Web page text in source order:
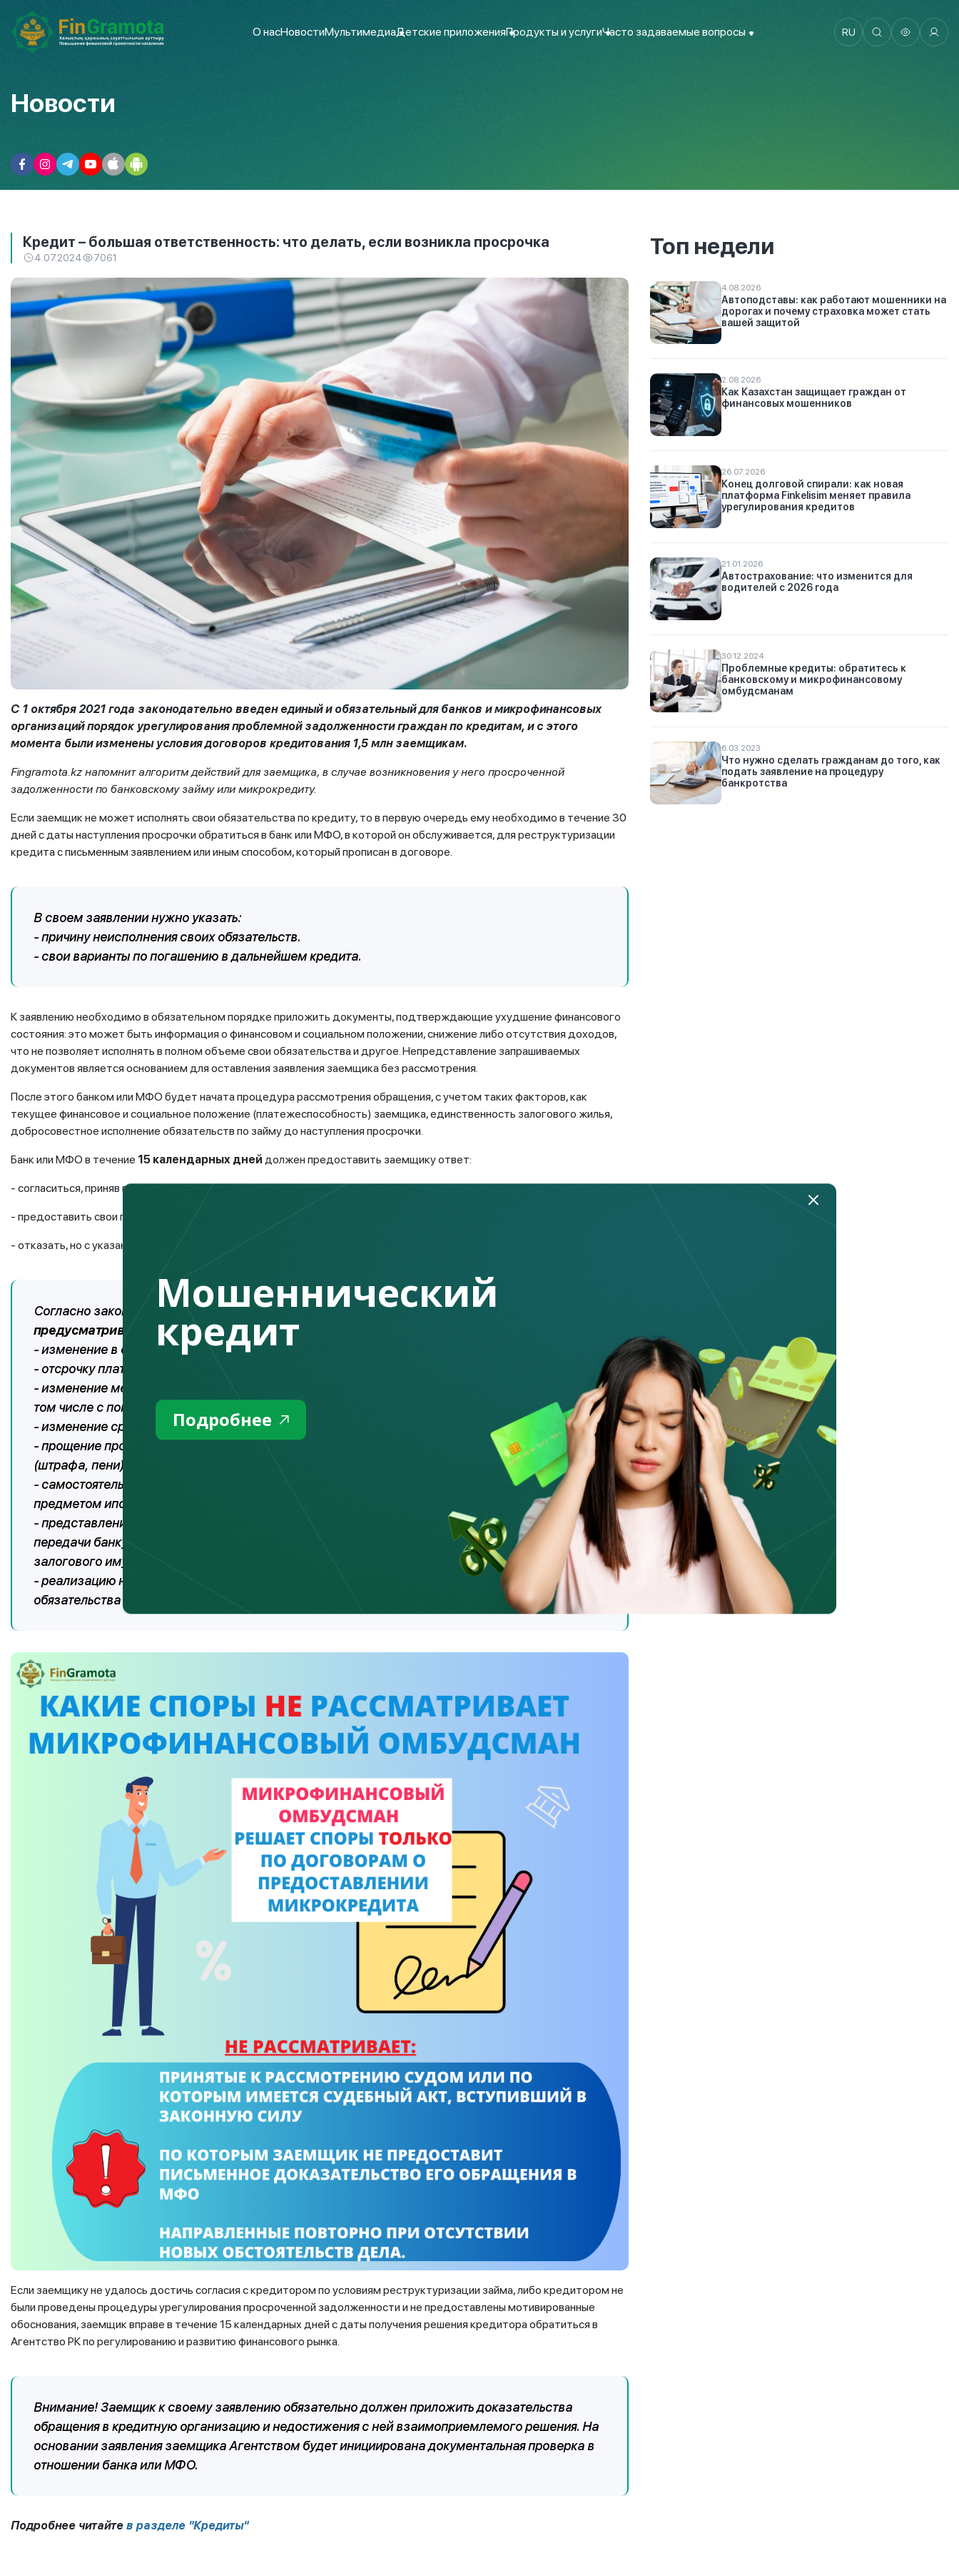
О насНовостиМультимедиаДетские приложенияПродукты и услугиЧасто задаваемые вопросы RU
Новости
Кредит – большая ответственность: что делать, если возникла просрочка
4.07.2024 7061
С 1 октября 2021 года законодательно введен единый и обязательный для банков и микрофинансовых
организаций порядок урегулирования проблемной задолженности граждан по кредитам, и с этого
момента были изменены условия договоров кредитования 1,5 млн заемщикам.
Fingramota.kz напомнит алгоритм действий для заемщика, в случае возникновения у него просроченной
задолженности по банковскому займу или микрокредиту.
Если заемщик не может исполнять свои обязательства по кредиту, то в первую очередь ему необходимо в течение 30
дней с даты наступления просрочки обратиться в банк или МФО, в которой он обслуживается, для реструктуризации
кредита с письменным заявлением или иным способом, который прописан в договоре.
В своем заявлении нужно указать:
- причину неисполнения своих обязательств.
- свои варианты по погашению в дальнейшем кредита.
К заявлению необходимо в обязательном порядке приложить документы, подтверждающие ухудшение финансового
состояния: это может быть информация о финансовом и социальном положении, снижение либо отсутствия доходов,
что не позволяет исполнять в полном объеме свои обязательства и другое. Непредставление запрашиваемых
документов является основанием для оставления заявления заемщика без рассмотрения.
После этого банком или МФО будет начата процедура рассмотрения обращения, с учетом таких факторов, как
текущее финансовое и социальное положение (платежеспособность) заемщика, единственность залогового жилья,
добросовестное исполнение обязательств по займу до наступления просрочки.
Банк или МФО в течение 15 календарных дней должен предоставить заемщику ответ:
- согласиться, приняв предложенные изменения в условия договора;
- предоставить свои предложения по изменению условий договора;
- отказать, но с указанием мотивированного обоснования причин.
Согласно законодательству,внесение изменений в условия договора займа
предусматривает следующее:
- изменение в сторону уменьшения ставки вознаграждения по договору займа;
- отсрочку платежа по основному долгу и (или) вознаграждению;
- изменение метода погашения задолженности или очередности погашения задолженности, в
том числе с погашением основного долга в приоритетном порядке;
- изменение срока займа;
- прощение просроченного основного долга и (или) вознаграждения, отменой неустойки
(штрафа, пени), комиссий и иных платежей, связанных с обслуживанием банковского займа;
- самостоятельную реализацию залогодателем недвижимого имущества, являющегося
предметом ипотеки;
- представление отступного взамен исполнения обязательства по договору займа путем
передачи банку (организации, осуществляющей отдельные виды банковских операций)
залогового имущества;
- реализацию недвижимого имущества, являющегося предметом ипотеки, с передачей
обязательства по договору займа покупателю.
Если заемщику не удалось достичь согласия с кредитором по условиям реструктуризации займа, либо кредитором не
были проведены процедуры урегулирования просроченной задолженности и не предоставлены мотивированные
обоснования, заемщик вправе в течение 15 календарных дней с даты получения решения кредитора обратиться в
Агентство РК по регулированию и развитию финансового рынка.
Внимание! Заемщик к своему заявлению обязательно должен приложить доказательства
обращения в кредитную организацию и недостижения с ней взаимоприемлемого решения. На
основании заявления заемщика Агентством будет инициирована документальная проверка в
отношении банка или МФО.
Подробнее читайте в разделе "Кредиты"
Топ недели
4.08.2026
Автоподставы: как работают мошенники на
дорогах и почему страховка может стать
вашей защитой
2.08.2026
Как Казахстан защищает граждан от
финансовых мошенников
26.07.2026
Конец долговой спирали: как новая
платформа Finkelisim меняет правила
урегулирования кредитов
21.01.2026
Автострахование: что изменится для
водителей с 2026 года
30.12.2024
Проблемные кредиты: обратитесь к
банковскому и микрофинансовому
омбудсманам
6.03.2023
Что нужно сделать гражданам до того, как
подать заявление на процедуру
банкротства
Мошеннический
кредит
Подробнее